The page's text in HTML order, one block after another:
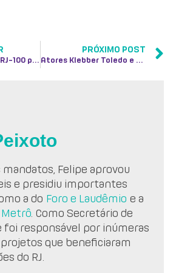
Revitalização da RJ-100 prossegue com obras no trecho entre a Ponte da Paciência e o centro de Rio do Ouro
PRÓXIMO POST
Atores Klebber Toledo e Wagner Santisteban emocionam pacientes e funcionários no Hemorio com espetáculo de teatro
Felipe aprovou
e presidiu importantes
a do Foro e Laudêmio e a
Metrô . Como Secretário de
foi responsável por inúmeras
que beneficiaram
do RJ.